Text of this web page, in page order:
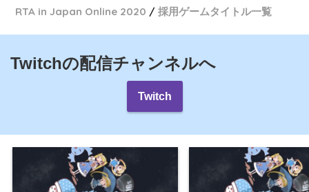
RTA in Japan Online 2020
採用ゲームタイトル一覧
Twitchの配信チャンネルへ
Twitch